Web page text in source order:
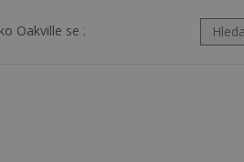
snáší podivná rosolovitá látka